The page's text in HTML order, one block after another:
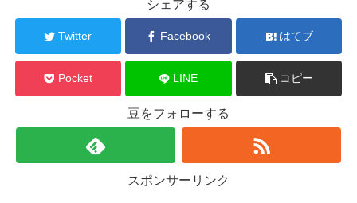
シェアする
Twitter Facebook はてブ
Pocket LINE コピー
豆をフォローする
スポンサーリンク